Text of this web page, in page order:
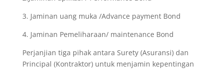
3. Jaminan uang muka /Advance payment Bond
4. Jaminan Pemeliharaan/ maintenance Bond
Perjanjian tiga pihak antara Surety (Asuransi) dan
Principal (Kontraktor) untuk menjamin kepentingan